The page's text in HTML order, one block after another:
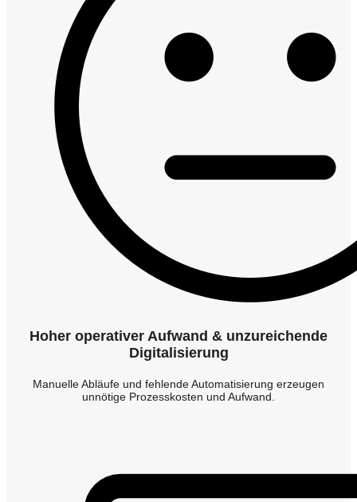
Hoher operativer Aufwand & unzureichende
Digitalisierung
Manuelle Abläufe und fehlende Automatisierung erzeugen
unnötige Prozesskosten und Aufwand.